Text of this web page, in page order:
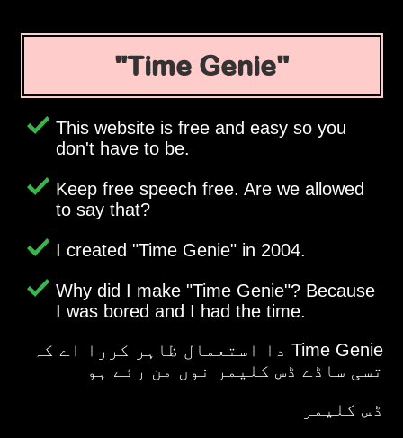
Time Genie
This website is free and easy so you
don't have to be.
Keep free speech free. Are we allowed
to say that?
I created Time Genie in 2004.
Why did I make Time Genie ? Because
I was bored and I had the time.
Time Genie دا استعمال ظاہر کررا اے کہ
تسی ساڈے ڈس کلیمر نوں من رئے ہو
ڈس کلیمر